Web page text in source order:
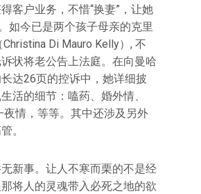
客户业务，不惜“换妻”，让她
如今已是两个孩子母亲的克里
Christina Di Mauro Kelly）, 不
状将老公告上法庭。在向曼哈
达26页的控诉中，她详细披
活的细节：嗑药、婚外情、
夜情，等等。其中还涉及另外
。
新事。让人不寒而栗的不是经
将人的灵魂带入必死之地的欲